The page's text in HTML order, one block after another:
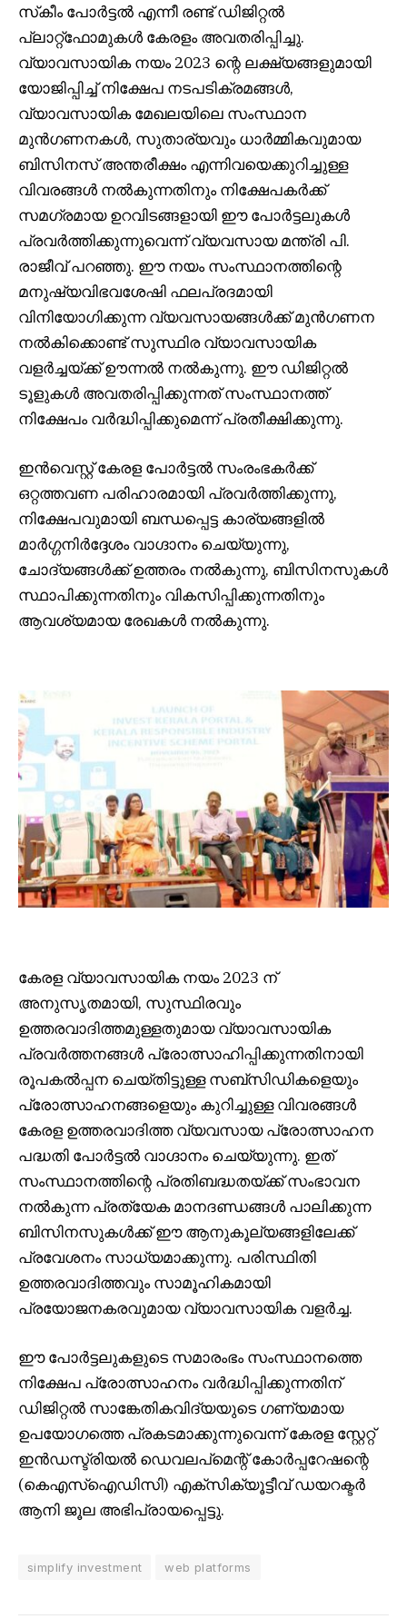
സ്‌കീം പോർട്ടൽ എന്നീ രണ്ട് ഡിജിറ്റൽ
പ്ലാറ്റ്‌ഫോമുകൾ കേരളം അവതരിപ്പിച്ചു.
വ്യാവസായിക നയം 2023 ന്റെ ലക്ഷ്യങ്ങളുമായി
യോജിപ്പിച്ച് നിക്ഷേപ നടപടിക്രമങ്ങൾ,
വ്യാവസായിക മേഖലയിലെ സംസ്ഥാന
മുൻഗണനകൾ, സുതാര്യവും ധാർമ്മികവുമായ
ബിസിനസ് അന്തരീക്ഷം എന്നിവയെക്കുറിച്ചുള്ള
വിവരങ്ങൾ നൽകുന്നതിനും നിക്ഷേപകർക്ക്
സമഗ്രമായ ഉറവിടങ്ങളായി ഈ പോർട്ടലുകൾ
പ്രവർത്തിക്കുന്നുവെന്ന് വ്യവസായ മന്ത്രി പി.
രാജീവ് പറഞ്ഞു. ഈ നയം സംസ്ഥാനത്തിന്റെ
മനുഷ്യവിഭവശേഷി ഫലപ്രദമായി
വിനിയോഗിക്കുന്ന വ്യവസായങ്ങൾക്ക് മുൻഗണന
നൽകിക്കൊണ്ട് സുസ്ഥിര വ്യാവസായിക
വളർച്ചയ്ക്ക് ഊന്നൽ നൽകുന്നു. ഈ ഡിജിറ്റൽ
ടൂളുകൾ അവതരിപ്പിക്കുന്നത് സംസ്ഥാനത്ത്
നിക്ഷേപം വർദ്ധിപ്പിക്കുമെന്ന് പ്രതീക്ഷിക്കുന്നു.
ഇൻവെസ്റ്റ് കേരള പോർട്ടൽ സംരംഭകർക്ക്
ഒറ്റത്തവണ പരിഹാരമായി പ്രവർത്തിക്കുന്നു,
നിക്ഷേപവുമായി ബന്ധപ്പെട്ട കാര്യങ്ങളിൽ
മാർഗ്ഗനിർദ്ദേശം വാഗ്ദാനം ചെയ്യുന്നു,
ചോദ്യങ്ങൾക്ക് ഉത്തരം നൽകുന്നു, ബിസിനസുകൾ
സ്ഥാപിക്കുന്നതിനും വികസിപ്പിക്കുന്നതിനും
ആവശ്യമായ രേഖകൾ നൽകുന്നു.
കേരള വ്യാവസായിക നയം 2023 ന്
അനുസൃതമായി, സുസ്ഥിരവും
ഉത്തരവാദിത്തമുള്ളതുമായ വ്യാവസായിക
പ്രവർത്തനങ്ങൾ പ്രോത്സാഹിപ്പിക്കുന്നതിനായി
രൂപകൽപ്പന ചെയ്തിട്ടുള്ള സബ്‌സിഡികളെയും
പ്രോത്സാഹനങ്ങളെയും കുറിച്ചുള്ള വിവരങ്ങൾ
കേരള ഉത്തരവാദിത്ത വ്യവസായ പ്രോത്സാഹന
പദ്ധതി പോർട്ടൽ വാഗ്ദാനം ചെയ്യുന്നു. ഇത്
സംസ്ഥാനത്തിന്റെ പ്രതിബദ്ധതയ്ക്ക് സംഭാവന
നൽകുന്ന പ്രത്യേക മാനദണ്ഡങ്ങൾ പാലിക്കുന്ന
ബിസിനസുകൾക്ക് ഈ ആനുകൂല്യങ്ങളിലേക്ക്
പ്രവേശനം സാധ്യമാക്കുന്നു. പരിസ്ഥിതി
ഉത്തരവാദിത്തവും സാമൂഹികമായി
പ്രയോജനകരവുമായ വ്യാവസായിക വളർച്ച.
ഈ പോർട്ടലുകളുടെ സമാരംഭം സംസ്ഥാനത്തെ
നിക്ഷേപ പ്രോത്സാഹനം വർദ്ധിപ്പിക്കുന്നതിന്
ഡിജിറ്റൽ സാങ്കേതികവിദ്യയുടെ ഗണ്യമായ
ഉപയോഗത്തെ പ്രകടമാക്കുന്നുവെന്ന് കേരള സ്റ്റേറ്റ്
ഇൻഡസ്ട്രിയൽ ഡെവലപ്‌മെന്റ് കോർപ്പറേഷന്റെ
(കെഎസ്ഐഡിസി) എക്‌സിക്യൂട്ടീവ് ഡയറക്ടർ
ആനി ജൂല അഭിപ്രായപ്പെട്ടു.
simplify investment web platforms